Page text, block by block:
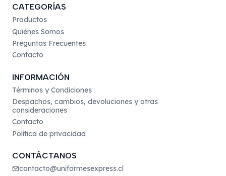
CATEGORÍAS
Productos
Quiénes Somos
Preguntas Frecuentes
Contacto
INFORMACIÓN
Términos y Condiciones
Despachos, cambios, devoluciones y otras
consideraciones
Contacto
Política de privacidad
CONTÁCTANOS
contacto@uniformesexpress.cl